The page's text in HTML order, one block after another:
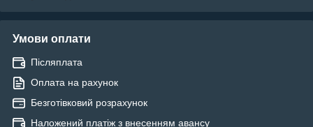
Умови оплати
Післяплата
Оплата на рахунок
Безготівковий розрахунок
Наложений платіж з внесенням авансу